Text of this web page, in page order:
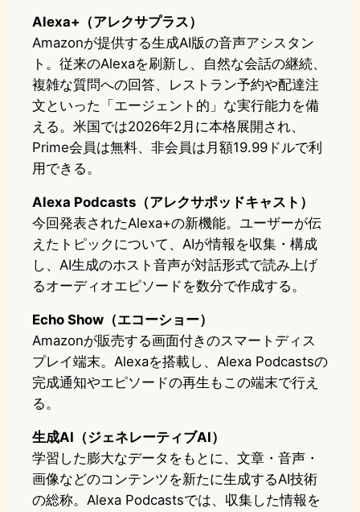
Alexa+（アレクサプラス）
Amazonが提供する生成AI版の音声アシスタン
ト。従来のAlexaを刷新し、自然な会話の継続、
複雑な質問への回答、レストラン予約や配達注
文といった「エージェント的」な実行能力を備
える。米国では2026年2月に本格展開され、
Prime会員は無料、非会員は月額19.99ドルで利
用できる。
Alexa Podcasts（アレクサポッドキャスト）
今回発表されたAlexa+の新機能。ユーザーが伝
えたトピックについて、AIが情報を収集・構成
し、AI生成のホスト音声が対話形式で読み上げ
るオーディオエピソードを数分で作成する。
Echo Show（エコーショー）
Amazonが販売する画面付きのスマートディス
プレイ端末。Alexaを搭載し、Alexa Podcastsの
完成通知やエピソードの再生もこの端末で行え
る。
生成AI（ジェネレーティブAI）
学習した膨大なデータをもとに、文章・音声・
画像などのコンテンツを新たに生成するAI技術
の総称。Alexa Podcastsでは、収集した情報を